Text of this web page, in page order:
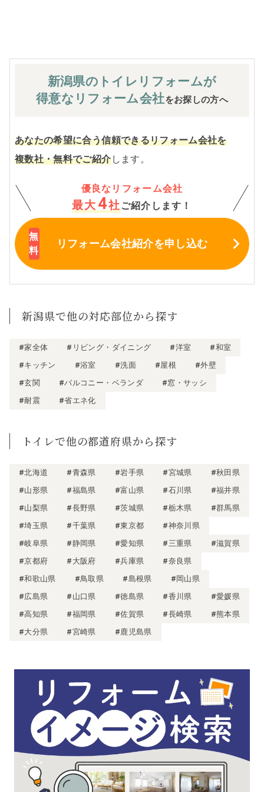
新潟県のトイレ リフォームが
得意なリフォーム会社をお探しの方へ
あなたの希望に合う信頼できるリフォーム会社を
複数社・無料でご紹介します。
優良なリフォーム会社
最大 4社 ご紹介します！
リフォーム会社紹介を申し込む
新潟県で他の対応部位から探す
#家全体 #リビング・ダイニング #洋室
#和室
#キッチン
#浴室 #洗面 #屋根
#外壁
#玄関
#バルコニー・ベランダ
#窓・サッシ
#耐震
#省エネ化
トイレで他の都道府県から探す
#北海道 #青森県 #岩手県 #宮城県
#秋田県
#山形県
#福島県 #富山県 #石川県
#福井県
#山梨県
#長野県 #茨城県 #栃木県
#群馬県
#埼玉県
#千葉県 #東京都
#神奈川県
#岐阜県
#静岡県 #愛知県 #三重県
#滋賀県
#京都府
#大阪府 #兵庫県
#奈良県
#和歌山県
#鳥取県 #島根県
#岡山県
#広島県
#山口県 #徳島県 #香川県
#愛媛県
#高知県
#福岡県 #佐賀県 #長崎県
#熊本県
#大分県
#宮崎県 #鹿児島県